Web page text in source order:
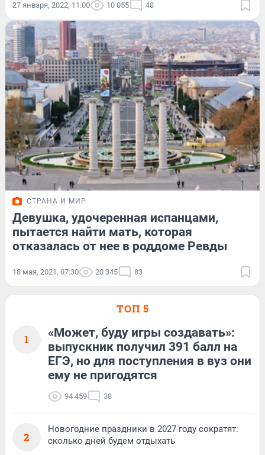
27 января, 2022, 11:00 10 055 48
СТРАНА И МИР
Девушка, удочеренная испанцами,
пытается найти мать, которая
отказалась от нее в роддоме Ревды
18 мая, 2021, 07:30 20 345 83
ТОП 5
1
«Может, буду игры создавать»:
выпускник получил 391 балл на
ЕГЭ, но для поступления в вуз они
ему не пригодятся
94 459 38
2
Новогодние праздники в 2027 году сократят:
сколько дней будем отдыхать